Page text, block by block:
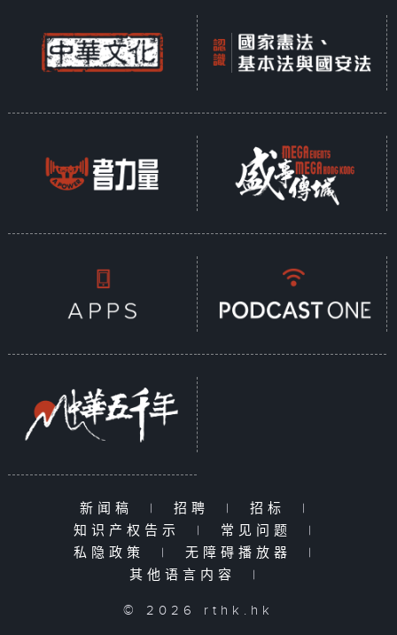
新闻稿 | 招聘 | 招标
|
知识产权告示
| 常见问题
|
私隐政策
| 无障碍播放器
|
其他语言内容
|
© 2026 rthk.hk